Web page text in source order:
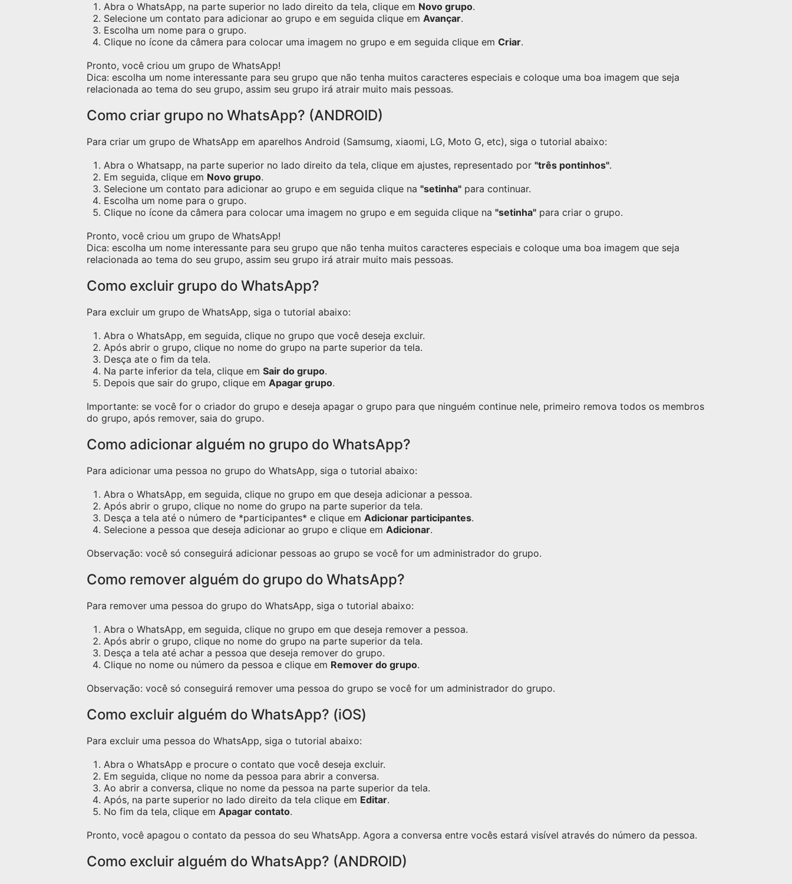
Abra o WhatsApp, na parte superior no lado direito da tela, clique em Novo grupo.
Selecione um contato para adicionar ao grupo e em seguida clique em Avançar.
Escolha um nome para o grupo.
Clique no ícone da câmera para colocar uma imagem no grupo e em seguida clique em Criar.
Pronto, você criou um grupo de WhatsApp!
Dica: escolha um nome interessante para seu grupo que não tenha muitos caracteres especiais e coloque uma boa imagem que seja
relacionada ao tema do seu grupo, assim seu grupo irá atrair muito mais pessoas.
Como criar grupo no WhatsApp? (ANDROID)
Para criar um grupo de WhatsApp em aparelhos Android (Samsumg, xiaomi, LG, Moto G, etc), siga o tutorial abaixo:
Abra o Whatsapp, na parte superior no lado direito da tela, clique em ajustes, representado por "três pontinhos".
Em seguida, clique em Novo grupo.
Selecione um contato para adicionar ao grupo e em seguida clique na "setinha" para continuar.
Escolha um nome para o grupo.
Clique no ícone da câmera para colocar uma imagem no grupo e em seguida clique na "setinha" para criar o grupo.
Pronto, você criou um grupo de WhatsApp!
Dica: escolha um nome interessante para seu grupo que não tenha muitos caracteres especiais e coloque uma boa imagem que seja
relacionada ao tema do seu grupo, assim seu grupo irá atrair muito mais pessoas.
Como excluir grupo do WhatsApp?
Para excluir um grupo de WhatsApp, siga o tutorial abaixo:
Abra o WhatsApp, em seguida, clique no grupo que você deseja excluir.
Após abrir o grupo, clique no nome do grupo na parte superior da tela.
Desça ate o fim da tela.
Na parte inferior da tela, clique em Sair do grupo.
Depois que sair do grupo, clique em Apagar grupo.
Importante: se você for o criador do grupo e deseja apagar o grupo para que ninguém continue nele, primeiro remova todos os membros
do grupo, após remover, saia do grupo.
Como adicionar alguém no grupo do WhatsApp?
Para adicionar uma pessoa no grupo do WhatsApp, siga o tutorial abaixo:
Abra o WhatsApp, em seguida, clique no grupo em que deseja adicionar a pessoa.
Após abrir o grupo, clique no nome do grupo na parte superior da tela.
Desça a tela até o número de *participantes* e clique em Adicionar participantes.
Selecione a pessoa que deseja adicionar ao grupo e clique em Adicionar.
Observação: você só conseguirá adicionar pessoas ao grupo se você for um administrador do grupo.
Como remover alguém do grupo do WhatsApp?
Para remover uma pessoa do grupo do WhatsApp, siga o tutorial abaixo:
Abra o WhatsApp, em seguida, clique no grupo em que deseja remover a pessoa.
Após abrir o grupo, clique no nome do grupo na parte superior da tela.
Desça a tela até achar a pessoa que deseja remover do grupo.
Clique no nome ou número da pessoa e clique em Remover do grupo.
Observação: você só conseguirá remover uma pessoa do grupo se você for um administrador do grupo.
Como excluir alguém do WhatsApp? (iOS)
Para excluir uma pessoa do WhatsApp, siga o tutorial abaixo:
Abra o WhatsApp e procure o contato que você deseja excluir.
Em seguida, clique no nome da pessoa para abrir a conversa.
Ao abrir a conversa, clique no nome da pessoa na parte superior da tela.
Após, na parte superior no lado direito da tela clique em Editar.
No fim da tela, clique em Apagar contato.
Pronto, você apagou o contato da pessoa do seu WhatsApp. Agora a conversa entre vocês estará visível através do número da pessoa.
Como excluir alguém do WhatsApp? (ANDROID)